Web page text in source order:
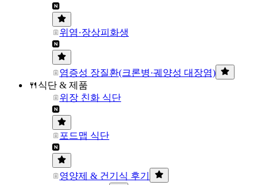
위염·장상피화생
염증성 장질환(크론병·궤양성 대장염)
🍴식단 & 제품
위장 친화 식단
포드맵 식단
영양제 & 건기식 후기